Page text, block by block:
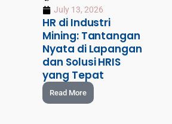
July 13, 2026
HR di Industri
Mining: Tantangan
Nyata di Lapangan
dan Solusi HRIS
yang Tepat
Read More